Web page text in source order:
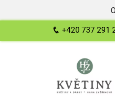
+420 737 291